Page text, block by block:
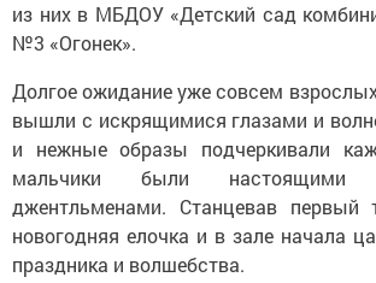
из них в МБДОУ «Детский сад
№3 «Огонек».
Долгое ожидание уже совсем
вышли с искрящимися глазами и
и нежные образы подчеркивали
мальчики были
джентльменами. Станцевав первый
новогодняя елочка и в зале начала
праздника и волшебства.